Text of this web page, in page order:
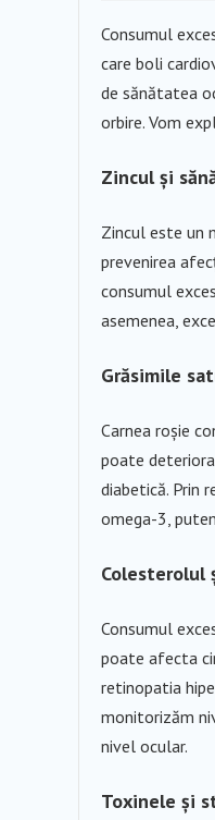
Consumul
care boli
de sănătatea
orbire. Vom
Zincul și
Zincul este un
prevenirea
consumul
asemenea,
Grăsimile
Carnea roșie
poate
diabetică. Prin
omega-3,
Colesterolul
Consumul
poate afecta
retinopatia
monitorizăm
nivel ocular.
Toxinele și